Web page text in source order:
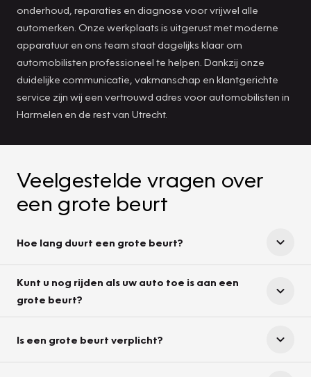
onderhoud, reparaties en diagnose voor vrijwel alle
automerken. Onze werkplaats is uitgerust met moderne
apparatuur en ons team staat dagelijks klaar om
automobilisten professioneel te helpen. Dankzij onze
duidelijke communicatie, vakmanschap en klantgerichte
service zijn wij een vertrouwd adres voor automobilisten in
Harmelen en de rest van Utrecht.
Veelgestelde vragen over
een grote beurt
Hoe lang duurt een grote beurt?
Kunt u nog rijden als uw auto toe is aan een
grote beurt?
Is een grote beurt verplicht?